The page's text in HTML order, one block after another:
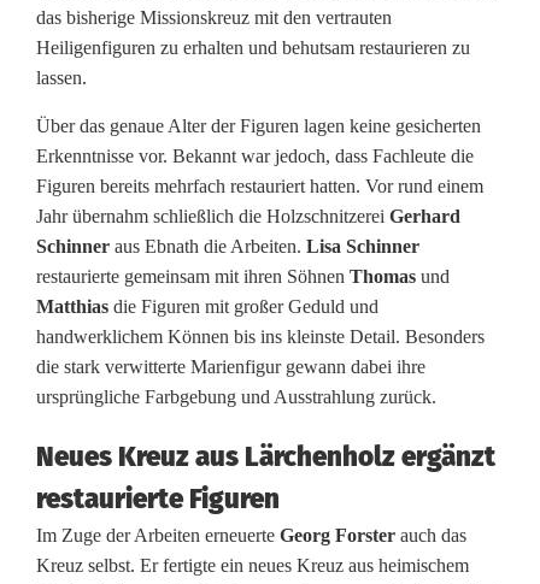
t
e
s
M
i
s
s
i
o
s
k
r
das bisherige Missionskreuz mit den vertrauten
Heiligenfiguren zu erhalten und behutsam restaurieren zu
lassen.
Über das genaue Alter der Figuren lagen keine gesicherten
Erkenntnisse vor. Bekannt war jedoch, dass Fachleute die
Figuren bereits mehrfach restauriert hatten. Vor rund einem
Jahr übernahm schließlich die Holzschnitzerei Gerhard
Schinner aus Ebnath die Arbeiten. Lisa Schinner
restaurierte gemeinsam mit ihren Söhnen Thomas und
Matthias die Figuren mit großer Geduld und
handwerklichem Können bis ins kleinste Detail. Besonders
die stark verwitterte Marienfigur gewann dabei ihre
ursprüngliche Farbgebung und Ausstrahlung zurück.
Neues Kreuz aus Lärchenholz ergänzt
restaurierte Figuren
Im Zuge der Arbeiten erneuerte Georg Forster auch das
Kreuz selbst. Er fertigte ein neues Kreuz aus heimischem